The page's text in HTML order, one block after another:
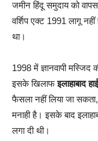
जमीन हिंदू समुदाय को
वर्शिप एक्ट 1991 लागू
था।
1998 में ज्ञानवापी
इसके खिलाफइलाहाबाद
फैसला नहीं लिया जा
मनाही है। इसके बाद
लगा दी थी।